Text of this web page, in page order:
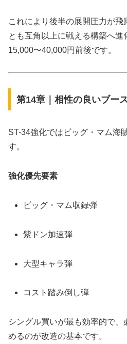
これにより後半の展開圧力が飛
とも互角以上に戦える構築へ進
15,000〜40,000円前後です。
第14章｜相性の良いブー
ST-34強化ではビッグ・マム海
す。
強化優先要素
ビッグ・マム収録弾
紫ドン加速弾
大型キャラ弾
コスト踏み倒し弾
シングル買いが最も効率的で
めるのが改造の基本です。